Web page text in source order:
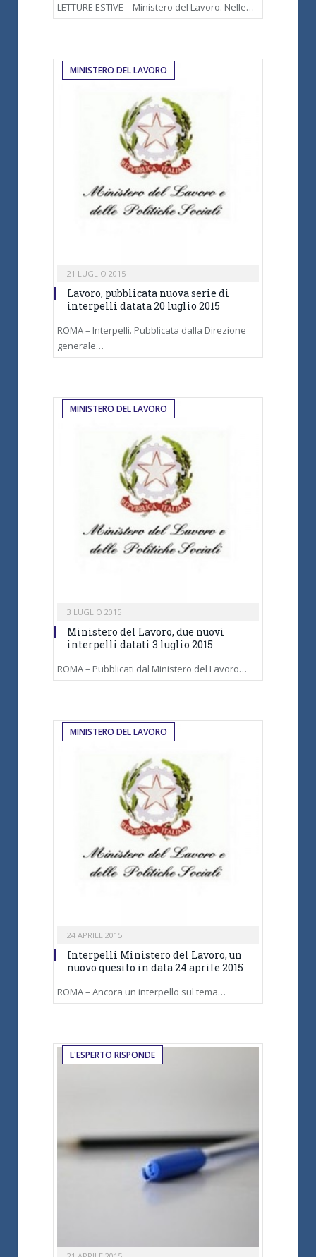
LETTURE ESTIVE – Ministero del Lavoro. Nelle…
MINISTERO DEL LAVORO
21 LUGLIO 2015
Lavoro, pubblicata nuova serie di
interpelli datata 20 luglio 2015
ROMA – Interpelli. Pubblicata dalla Direzione
generale…
MINISTERO DEL LAVORO
3 LUGLIO 2015
Ministero del Lavoro, due nuovi
interpelli datati 3 luglio 2015
ROMA – Pubblicati dal Ministero del Lavoro…
MINISTERO DEL LAVORO
24 APRILE 2015
Interpelli Ministero del Lavoro, un
nuovo quesito in data 24 aprile 2015
ROMA – Ancora un interpello sul tema…
L'ESPERTO RISPONDE